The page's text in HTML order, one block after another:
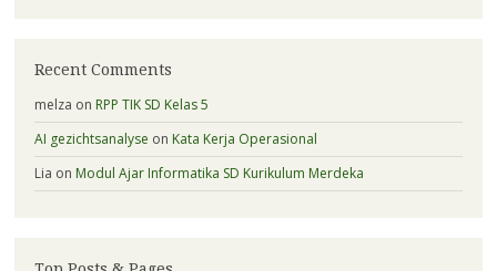
Recent Comments
melza on RPP TIK SD Kelas 5
AI gezichtsanalyse on Kata Kerja Operasional
Lia on Modul Ajar Informatika SD Kurikulum Merdeka